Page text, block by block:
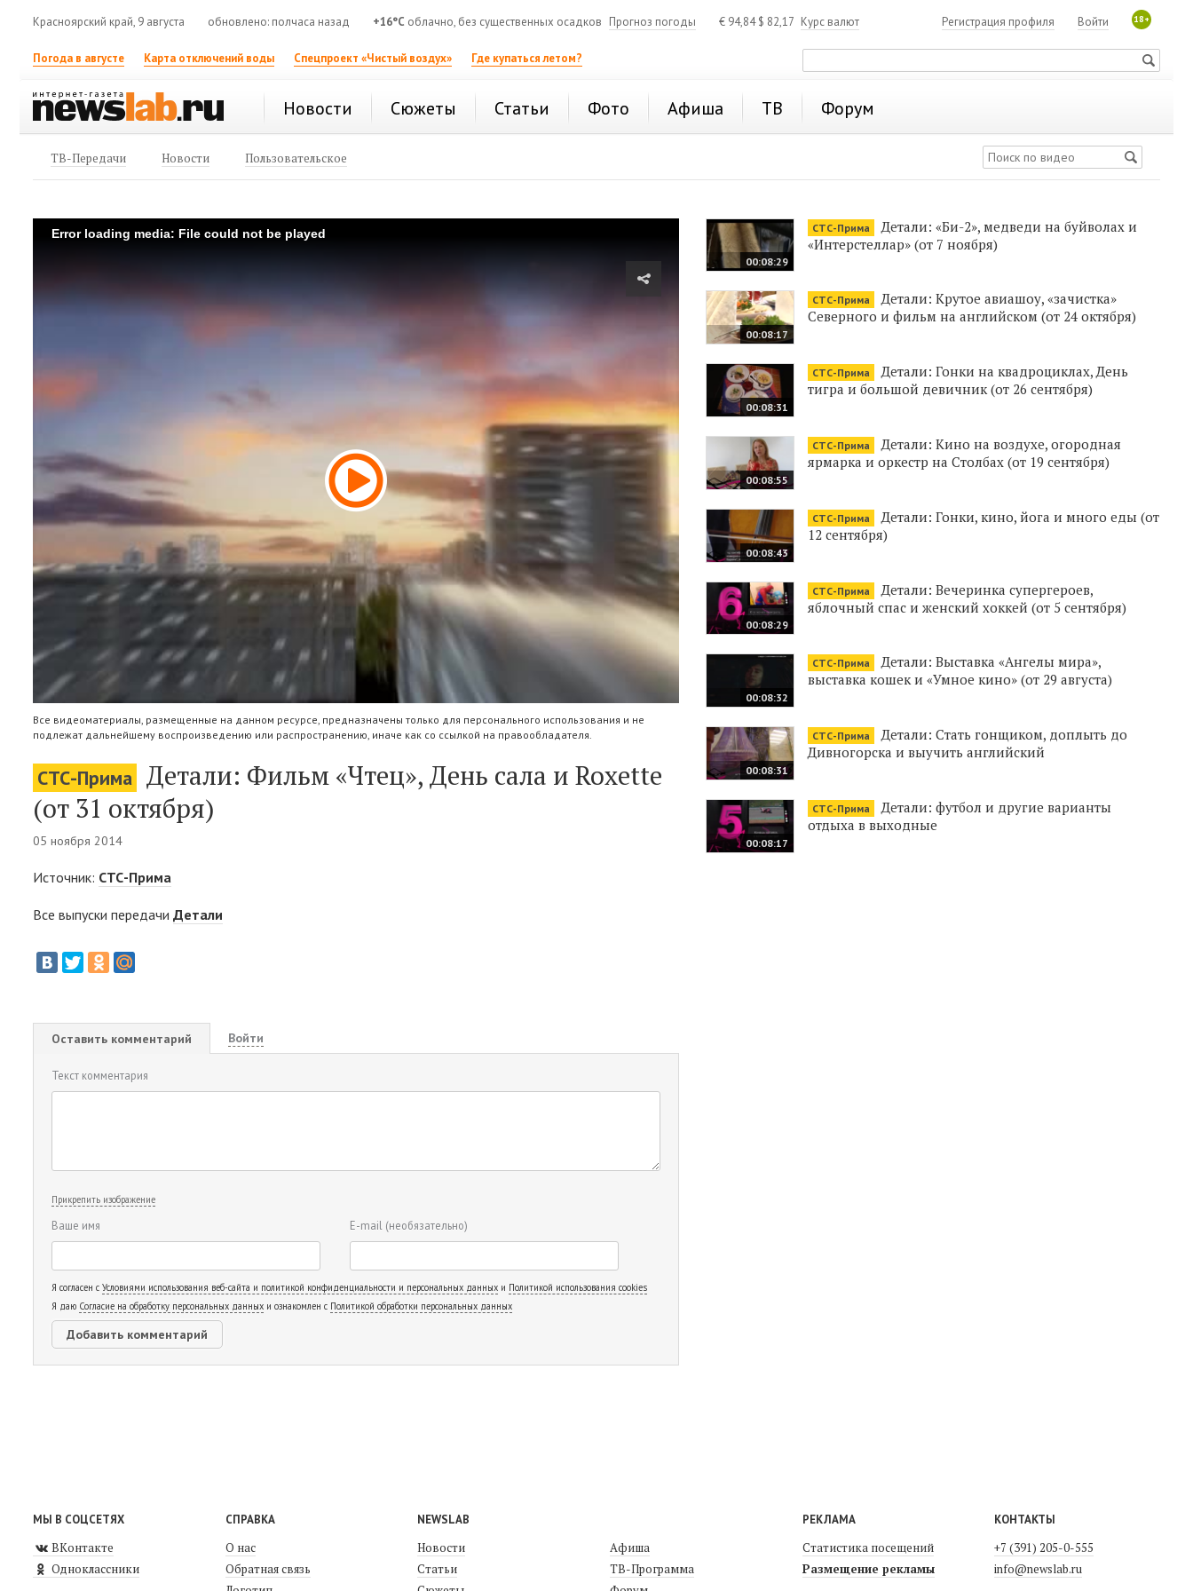
Красноярский край, 9 августа обновлено: полчаса назад +16°C облачно, без существенных осадков Прогноз погоды € 94,84$ 82,17 Курс валют 18+
Войти
Регистрация профиля
Погода в августе Карта отключений воды Спецпроект «Чистый воздух» Где купаться летом?
Новости Сюжеты Статьи Фото Афиша ТВ Форум
ТВ-Передачи Новости Пользовательское
Error loading media: File could not be played
Все видеоматериалы, размещенные на данном ресурсе, предназначены только для персонального использования и не
подлежат дальнейшему воспроизведению или распространению, иначе как со ссылкой на правообладателя.
СТС-Прима Детали: Фильм «Чтец», День сала и Roxette
(от 31 октября)
05 ноября 2014
Источник: СТС-Прима
Все выпуски передачи Детали
Оставить комментарий Войти
Текст комментария
Прикрепить изображение
Ваше имя E-mail (необязательно)
Я согласен с Условиями использования веб-сайта и политикой конфиденциальности и персональных данных и Политикой использования cookies
Я даю Согласие на обработку персональных данных и ознакомлен с Политикой обработки персональных данных
00:08:29
СТС-Прима
Детали: «Би-2», медведи на буйволах и
«Интерстеллар» (от 7 ноября)
00:08:17
СТС-Прима
Детали: Крутое авиашоу, «зачистка»
Северного и фильм на английском (от 24 октября)
00:08:31
СТС-Прима
Детали: Гонки на квадроциклах, День
тигра и большой девичник (от 26 сентября)
00:08:55
СТС-Прима
Детали: Кино на воздухе, огородная
ярмарка и оркестр на Столбах (от 19 сентября)
00:08:43
СТС-Прима
Детали: Гонки, кино, йога и много еды (от
12 сентября)
00:08:29
СТС-Прима
Детали: Вечеринка супергероев,
яблочный спас и женский хоккей (от 5 сентября)
00:08:32
СТС-Прима
Детали: Выставка «Ангелы мира»,
выставка кошек и «Умное кино» (от 29 августа)
00:08:31
СТС-Прима
Детали: Стать гонщиком, доплыть до
Дивногорска и выучить английский
00:08:17
СТС-Прима
Детали: футбол и другие варианты
отдыха в выходные
МЫ В СОЦСЕТЯХ
ВКонтакте
Одноклассники
СПРАВКА
О нас
Обратная связь
NEWSLAB
Новости
Статьи
Афиша
ТВ-Программа
РЕКЛАМА
Статистика посещений
Размещение рекламы
КОНТАКТЫ
+7 (391) 205-0-555
info@newslab.ru